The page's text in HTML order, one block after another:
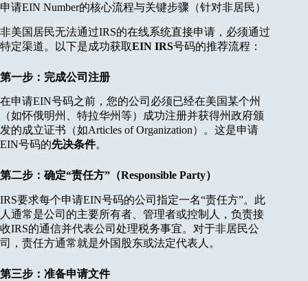
申请EIN Number的核心流程与关键步骤（针对非居民）
非美国居民无法通过IRS的在线系统直接申请，必须通过
特定渠道。以下是成功获取EIN IRS号码的推荐流程：
第一步：完成公司注册
在申请EIN号码之前，您的公司必须已经在美国某个州
（如怀俄明州、特拉华州等）成功注册并获得州政府颁
发的成立证书（如Articles of Organization）。这是申请
EIN号码的先决条件。
第二步：确定“责任方”（Responsible Party）
IRS要求每个申请EIN号码的公司指定一名“责任方”。此
人通常是公司的主要所有者、管理者或控制人，负责接
收IRS的通信并代表公司处理税务事宜。对于非居民公
司，责任方通常就是外国股东或法定代表人。
第三步：准备申请文件